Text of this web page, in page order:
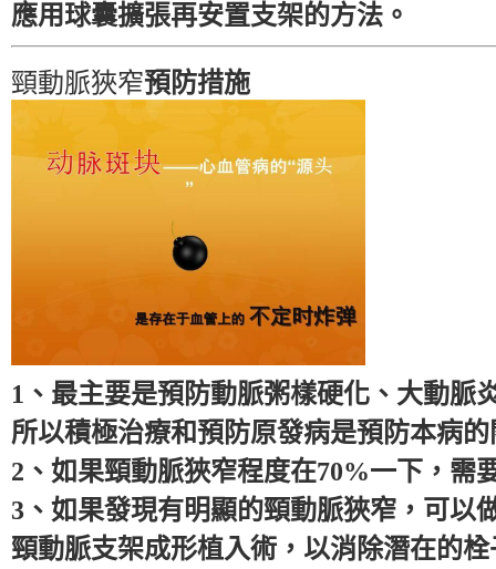
應用球囊擴張再安置支架的方法。
頸動脈狹窄預防措施
1、最主要是預防動脈粥樣硬化、大動脈
所以積極治療和預防原發病是預防本病
2、如果頸動脈狹窄程度在70%一下，需
3、如果發現有明顯的頸動脈狹窄，可以
頸動脈支架成形植入術，以消除潛在的